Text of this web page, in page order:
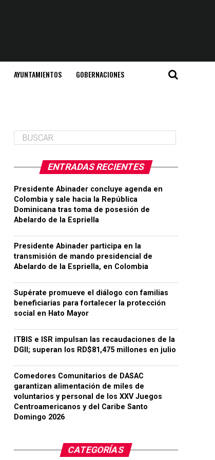
AYUNTAMIENTOS GOBERNACIONES
ENTRADAS RECIENTES
Presidente Abinader concluye agenda en
Colombia y sale hacia la República
Dominicana tras toma de posesión de
Abelardo de la Espriella
Presidente Abinader participa en la
transmisión de mando presidencial de
Abelardo de la Espriella, en Colombia
Supérate promueve el diálogo con familias
beneficiarias para fortalecer la protección
social en Hato Mayor
ITBIS e ISR impulsan las recaudaciones de la
DGII; superan los RD$81,475 millones en julio
Comedores Comunitarios de DASAC
garantizan alimentación de miles de
voluntarios y personal de los XXV Juegos
Centroamericanos y del Caribe Santo
Domingo 2026
CATEGORÍAS